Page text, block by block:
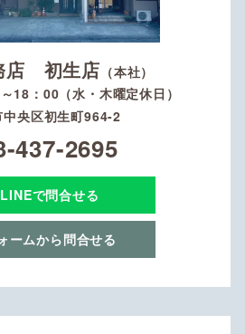
店 初生店 （本社）
18：00（水・木曜定休日）
中央区初生町964-2
437-2695
LINEで問合せる
ームから問合せる